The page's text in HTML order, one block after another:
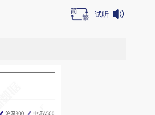
试听